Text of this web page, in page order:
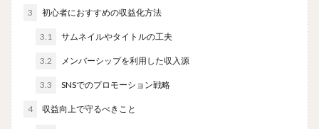
3 初心者におすすめの収益化方法
3.1 サムネイルやタイトルの工夫
3.2 メンバーシップを利用した収入源
3.3 SNSでのプロモーション戦略
4 収益向上で守るべきこと